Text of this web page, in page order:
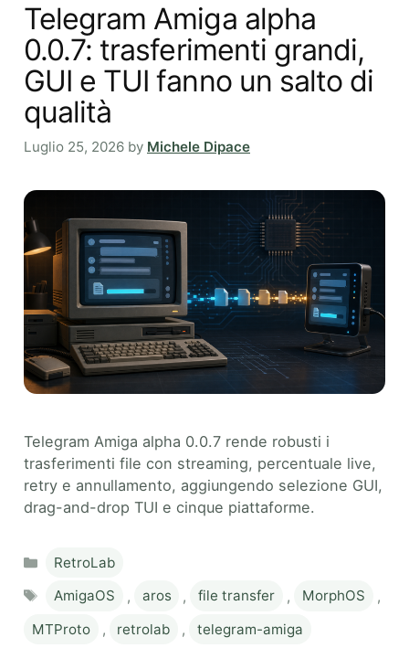
Telegram Amiga alpha
0.0.7: trasferimenti grandi,
GUI e TUI fanno un salto di
qualità
Luglio 25, 2026 by Michele Dipace
Telegram Amiga alpha 0.0.7 rende robusti i
trasferimenti file con streaming, percentuale live,
retry e annullamento, aggiungendo selezione GUI,
drag-and-drop TUI e cinque piattaforme.
Categories
RetroLab
Tags
AmigaOS , aros , file transfer , MorphOS
,
MTProto
, retrolab ,
telegram-amiga